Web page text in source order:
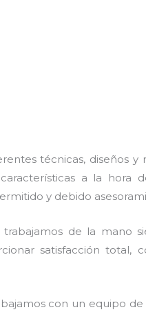
técnicas, diseños y
a la hora
y debido
trabajamos de la mano
satisfacción total,
con un equipo